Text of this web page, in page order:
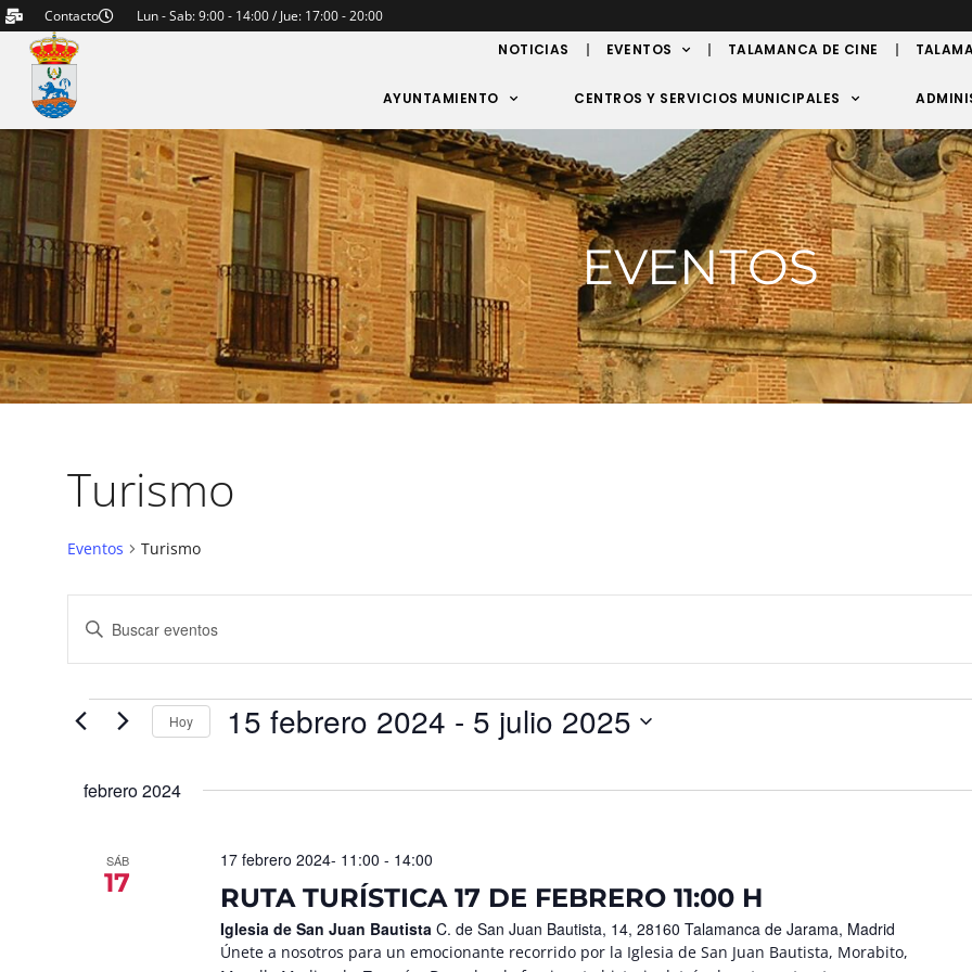
Contacto
Lun - Sab: 9:00 - 14:00 / Jue: 17:00 - 20:00
NOTICIAS
EVENTOS TALAMANCA DE CINE
AYUNTAMIENTO CENTROS Y SERVICIOS MUNICIPALES
EVENTOS
Turismo
Eventos Turismo
de
búsqueda
vistas
Eventos
palabra
clave.
para
la
palabra
Hoy 15 febrero 2024 - 5 julio 2025
febrero 2024
SÁB
17 RUTA TURÍSTICA 17 DE FEBRERO 11:00 H
17 febrero 2024- 11:00 - 14:00
Iglesia de San Juan Bautista C. de San Juan Bautista, 14, 28160 Talamanca de Jarama, Madrid
Únete a nosotros para un emocionante recorrido por la Iglesia de San Juan Bautista, Morabito,